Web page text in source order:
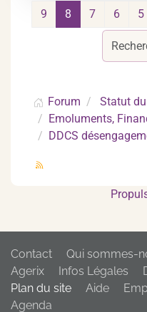
5
6
7
8
9
Forum
Statut
Emoluments,
DDCS
Contact Qui sommes-
Agerix
Infos Légales
Plan du site
Aide
Agenda